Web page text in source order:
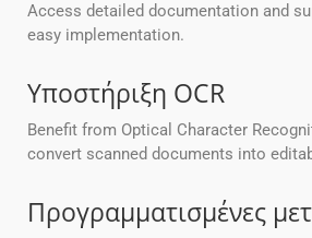
Access detailed documentation and
easy implementation.
Υποστήριξη OCR
Benefit from Optical Character
convert scanned documents into
Προγραμματισμένες